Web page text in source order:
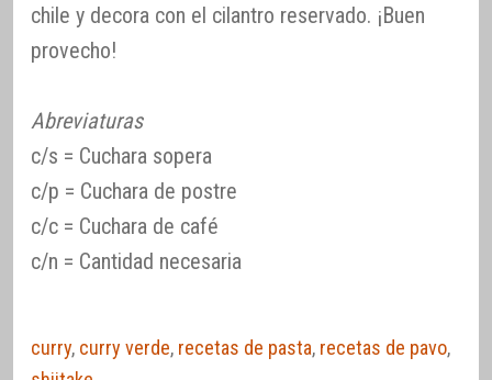
chile y decora con el cilantro reservado. ¡Buen
provecho!
Abreviaturas
c/s = Cuchara sopera
c/p = Cuchara de postre
c/c = Cuchara de café
c/n = Cantidad necesaria
curry, curry verde, recetas de pasta, recetas de pavo,